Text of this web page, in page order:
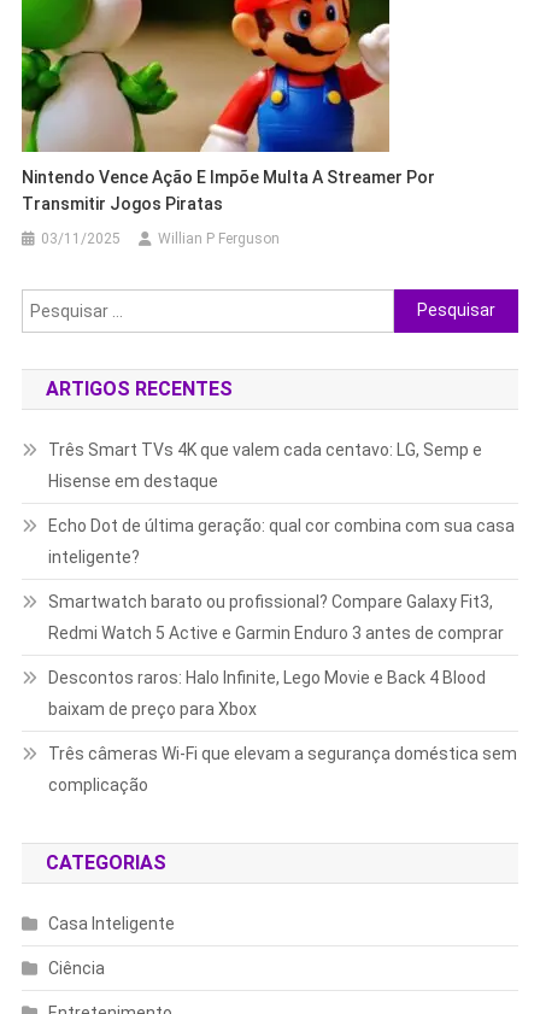
Nintendo Vence Ação E Impõe Multa A Streamer Por
Transmitir Jogos Piratas
03/11/2025 Willian P Ferguson
Pesquisar
por:
ARTIGOS RECENTES
Três Smart TVs 4K que valem cada centavo: LG, Semp e
Hisense em destaque
Echo Dot de última geração: qual cor combina com sua casa
inteligente?
Smartwatch barato ou profissional? Compare Galaxy Fit3,
Redmi Watch 5 Active e Garmin Enduro 3 antes de comprar
Descontos raros: Halo Infinite, Lego Movie e Back 4 Blood
baixam de preço para Xbox
Três câmeras Wi-Fi que elevam a segurança doméstica sem
complicação
CATEGORIAS
Casa Inteligente
Ciência